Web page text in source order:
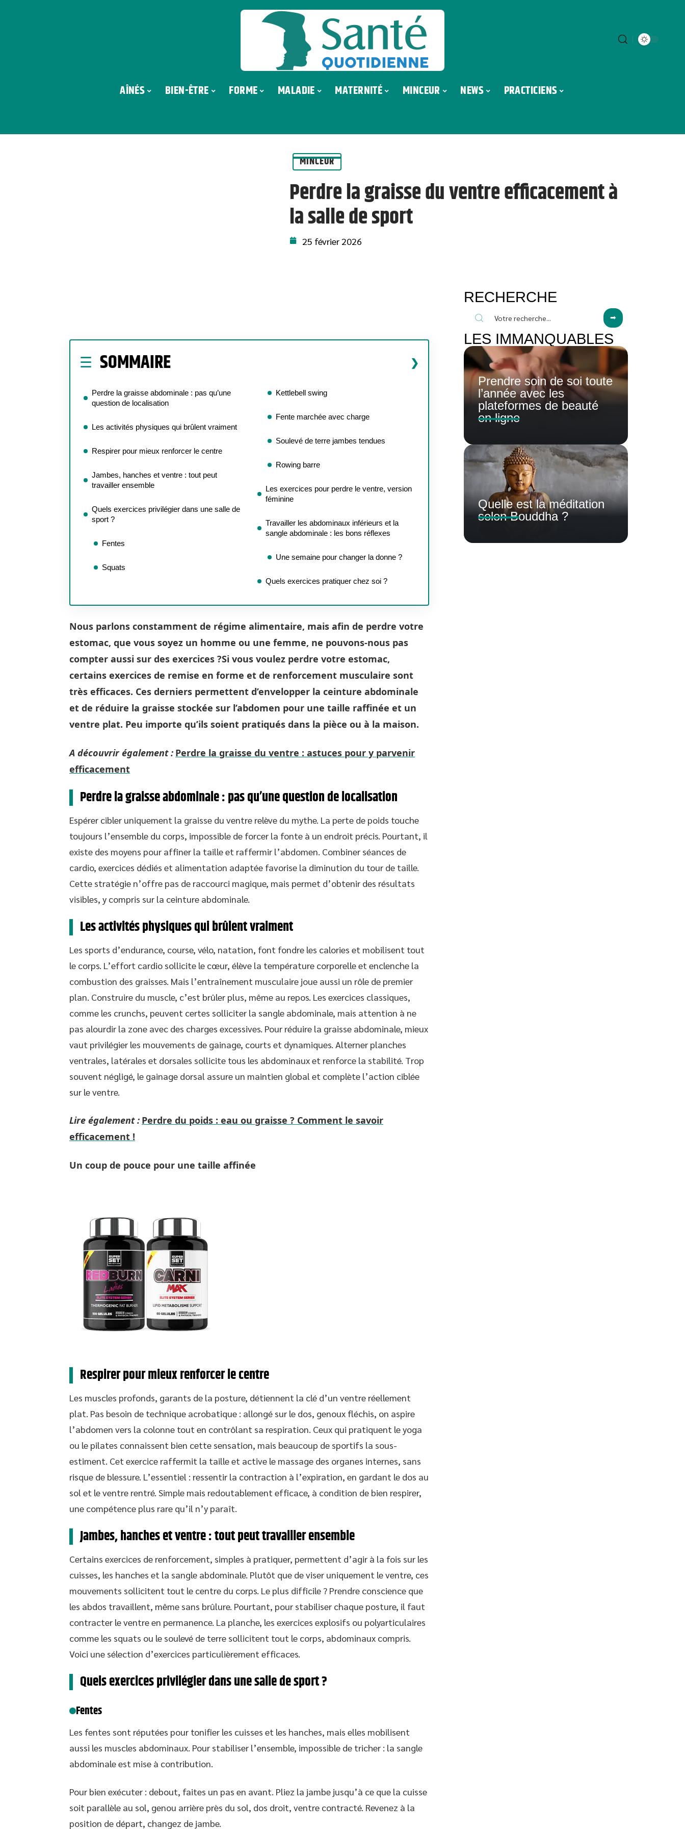
AÎNÉS BIEN-ÊTRE FORME MALADIE MATERNITÉ MINCEUR NEWS PRACTICIENS
MINCEUR
Perdre la graisse du ventre efficacement à
la salle de sport
25 février 2026
SOMMAIRE
Perdre la graisse abdominale : pas qu’une
question de localisation
Les activités physiques qui brûlent vraiment
Respirer pour mieux renforcer le centre
Jambes, hanches et ventre : tout peut
travailler ensemble
Quels exercices privilégier dans une salle de
sport ?
Fentes
Squats
Kettlebell swing
Fente marchée avec charge
Soulevé de terre jambes tendues
Rowing barre
Les exercices pour perdre le ventre, version
féminine
Travailler les abdominaux inférieurs et la
sangle abdominale : les bons réflexes
Une semaine pour changer la donne ?
Quels exercices pratiquer chez soi ?
Nous parlons constamment de régime alimentaire, mais afin de perdre votre
estomac, que vous soyez un homme ou une femme, ne pouvons-nous pas
compter aussi sur des exercices ?Si vous voulez perdre votre estomac,
certains exercices de remise en forme et de renforcement musculaire sont
très efficaces. Ces derniers permettent d’envelopper la ceinture abdominale
et de réduire la graisse stockée sur l’abdomen pour une taille raffinée et un
ventre plat. Peu importe qu’ils soient pratiqués dans la pièce ou à la maison.
A découvrir également : Perdre la graisse du ventre : astuces pour y parvenir
efficacement
Perdre la graisse abdominale : pas qu’une question de localisation
Espérer cibler uniquement la graisse du ventre relève du mythe. La perte de poids touche
toujours l’ensemble du corps, impossible de forcer la fonte à un endroit précis. Pourtant, il
existe des moyens pour affiner la taille et raffermir l’abdomen. Combiner séances de
cardio, exercices dédiés et alimentation adaptée favorise la diminution du tour de taille.
Cette stratégie n’offre pas de raccourci magique, mais permet d’obtenir des résultats
visibles, y compris sur la ceinture abdominale.
Les activités physiques qui brûlent vraiment
Les sports d’endurance, course, vélo, natation, font fondre les calories et mobilisent tout
le corps. L’effort cardio sollicite le cœur, élève la température corporelle et enclenche la
combustion des graisses. Mais l’entraînement musculaire joue aussi un rôle de premier
plan. Construire du muscle, c’est brûler plus, même au repos. Les exercices classiques,
comme les crunchs, peuvent certes solliciter la sangle abdominale, mais attention à ne
pas alourdir la zone avec des charges excessives. Pour réduire la graisse abdominale, mieux
vaut privilégier les mouvements de gainage, courts et dynamiques. Alterner planches
ventrales, latérales et dorsales sollicite tous les abdominaux et renforce la stabilité. Trop
souvent négligé, le gainage dorsal assure un maintien global et complète l’action ciblée
sur le ventre.
Lire également : Perdre du poids : eau ou graisse ? Comment le savoir
efficacement !
Un coup de pouce pour une taille affinée
Respirer pour mieux renforcer le centre
Les muscles profonds, garants de la posture, détiennent la clé d’un ventre réellement
plat. Pas besoin de technique acrobatique : allongé sur le dos, genoux fléchis, on aspire
l’abdomen vers la colonne tout en contrôlant sa respiration. Ceux qui pratiquent le yoga
ou le pilates connaissent bien cette sensation, mais beaucoup de sportifs la sous-
estiment. Cet exercice raffermit la taille et active le massage des organes internes, sans
risque de blessure. L’essentiel : ressentir la contraction à l’expiration, en gardant le dos au
sol et le ventre rentré. Simple mais redoutablement efficace, à condition de bien respirer,
une compétence plus rare qu’il n’y paraît.
Jambes, hanches et ventre : tout peut travailler ensemble
Certains exercices de renforcement, simples à pratiquer, permettent d’agir à la fois sur les
cuisses, les hanches et la sangle abdominale. Plutôt que de viser uniquement le ventre, ces
mouvements sollicitent tout le centre du corps. Le plus difficile ? Prendre conscience que
les abdos travaillent, même sans brûlure. Pourtant, pour stabiliser chaque posture, il faut
contracter le ventre en permanence. La planche, les exercices explosifs ou polyarticulaires
comme les squats ou le soulevé de terre sollicitent tout le corps, abdominaux compris.
Voici une sélection d’exercices particulièrement efficaces.
Quels exercices privilégier dans une salle de sport ?
Fentes
Les fentes sont réputées pour tonifier les cuisses et les hanches, mais elles mobilisent
aussi les muscles abdominaux. Pour stabiliser l’ensemble, impossible de tricher : la sangle
abdominale est mise à contribution.
Pour bien exécuter : debout, faites un pas en avant. Pliez la jambe jusqu’à ce que la cuisse
soit parallèle au sol, genou arrière près du sol, dos droit, ventre contracté. Revenez à la
position de départ, changez de jambe.
RECHERCHE
LES IMMANQUABLES
Prendre soin de soi toute
l’année avec les
plateformes de beauté
en ligne
Quelle est la méditation
selon Bouddha ?